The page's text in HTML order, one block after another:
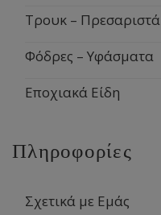
Τρουκ – Πρεσαριστά
Φόδρες – Υφάσματα
Εποχιακά Είδη
Πληροφορίες
Σχετικά με Εμάς